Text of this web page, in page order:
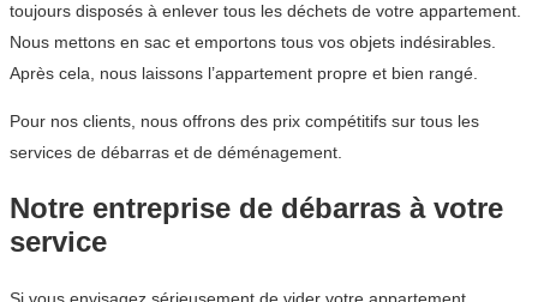
toujours disposés à enlever tous les déchets de votre appartement.
Nous mettons en sac et emportons tous vos objets indésirables.
Après cela, nous laissons l’appartement propre et bien rangé.
Pour nos clients, nous offrons des prix compétitifs sur tous les
services de débarras et de déménagement.
Notre entreprise de débarras à votre
service